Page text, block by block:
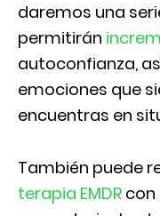
daremos una
permitirán
autoconfianza,
emociones que
encuentras en
También puede
terapia EMDR con